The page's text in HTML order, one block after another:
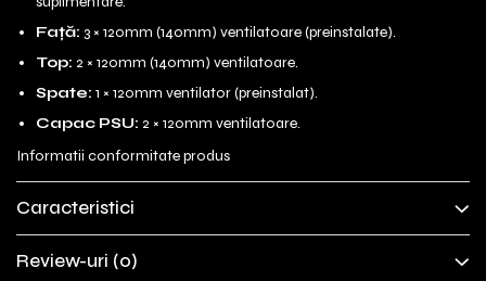
Față: 3 × 120mm (140mm) ventilatoare (preinstalate).
Top: 2 × 120mm (140mm) ventilatoare.
Spate: 1 × 120mm ventilator (preinstalat).
Capac PSU: 2 × 120mm ventilatoare.
Informatii conformitate produs
Caracteristici
Review-uri (0)